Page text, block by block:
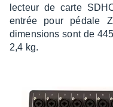
lecteur de carte
entrée pour pédale
dimen­sions sont de
2,4 kg.